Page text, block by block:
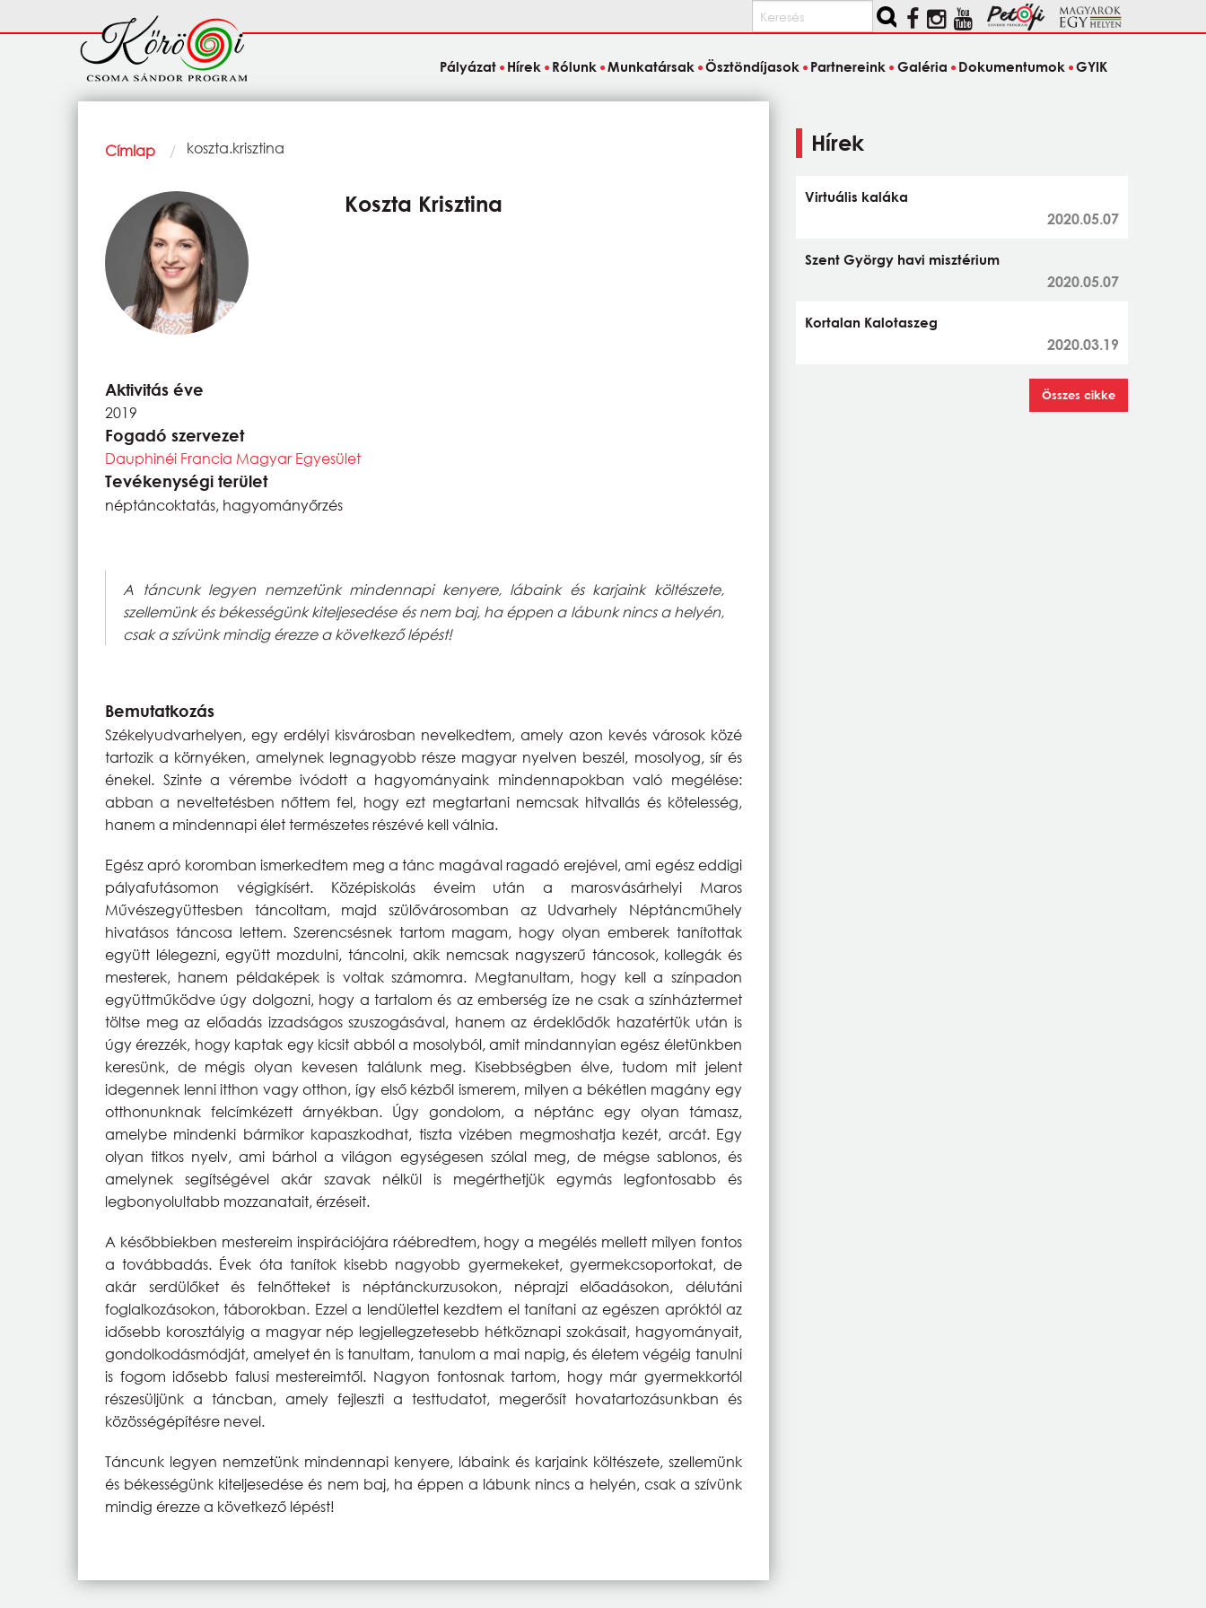
Keresés
Fő
navigáció
Pályázat Hírek Rólunk Munkatársak Ösztöndíjasok Partnereink Galéria Dokumentumok GYIK
Morzsa
Címlap Current:
koszta.krisztina
Koszta Krisztina
Aktivitás éve
2019
Fogadó szervezet
Dauphinéi Francia Magyar Egyesület
Tevékenységi terület
néptáncoktatás, hagyományőrzés
A táncunk legyen nemzetünk mindennapi kenyere, lábaink és karjaink költészete,
szellemünk és békességünk kiteljesedése és nem baj, ha éppen a lábunk nincs a helyén,
csak a szívünk mindig érezze a következő lépést!
Bemutatkozás
Székelyudvarhelyen, egy erdélyi kisvárosban nevelkedtem, amely azon kevés városok közé
tartozik a környéken, amelynek legnagyobb része magyar nyelven beszél, mosolyog, sír és
énekel. Szinte a vérembe ivódott a hagyományaink mindennapokban való megélése:
abban a neveltetésben nőttem fel, hogy ezt megtartani nemcsak hitvallás és kötelesség,
hanem a mindennapi élet természetes részévé kell válnia.
Egész apró koromban ismerkedtem meg a tánc magával ragadó erejével, ami egész eddigi
pályafutásomon végigkísért. Középiskolás éveim után a marosvásárhelyi Maros
Művészegyüttesben táncoltam, majd szülővárosomban az Udvarhely Néptáncműhely
hivatásos táncosa lettem. Szerencsésnek tartom magam, hogy olyan emberek tanítottak
együtt lélegezni, együtt mozdulni, táncolni, akik nemcsak nagyszerű táncosok, kollegák és
mesterek, hanem példaképek is voltak számomra. Megtanultam, hogy kell a színpadon
együttműködve úgy dolgozni, hogy a tartalom és az emberség íze ne csak a színháztermet
töltse meg az előadás izzadságos szuszogásával, hanem az érdeklődők hazatértük után is
úgy érezzék, hogy kaptak egy kicsit abból a mosolyból, amit mindannyian egész életünkben
keresünk, de mégis olyan kevesen találunk meg. Kisebbségben élve, tudom mit jelent
idegennek lenni itthon vagy otthon, így első kézből ismerem, milyen a békétlen magány egy
otthonunknak felcímkézett árnyékban. Úgy gondolom, a néptánc egy olyan támasz,
amelybe mindenki bármikor kapaszkodhat, tiszta vizében megmoshatja kezét, arcát. Egy
olyan titkos nyelv, ami bárhol a világon egységesen szólal meg, de mégse sablonos, és
amelynek segítségével akár szavak nélkül is megérthetjük egymás legfontosabb és
legbonyolultabb mozzanatait, érzéseit.
A későbbiekben mestereim inspirációjára ráébredtem, hogy a megélés mellett milyen fontos
a továbbadás. Évek óta tanítok kisebb nagyobb gyermekeket, gyermekcsoportokat, de
akár serdülőket és felnőtteket is néptánckurzusokon, néprajzi előadásokon, délutáni
foglalkozásokon, táborokban. Ezzel a lendülettel kezdtem el tanítani az egészen apróktól az
idősebb korosztályig a magyar nép legjellegzetesebb hétköznapi szokásait, hagyományait,
gondolkodásmódját, amelyet én is tanultam, tanulom a mai napig, és életem végéig tanulni
is fogom idősebb falusi mestereimtől. Nagyon fontosnak tartom, hogy már gyermekkortól
részesüljünk a táncban, amely fejleszti a testtudatot, megerősít hovatartozásunkban és
közösségépítésre nevel.
Táncunk legyen nemzetünk mindennapi kenyere, lábaink és karjaink költészete, szellemünk
és békességünk kiteljesedése és nem baj, ha éppen a lábunk nincs a helyén, csak a szívünk
mindig érezze a következő lépést!
Hírek
Virtuális kaláka
2020.05.07
Szent György havi misztérium
2020.05.07
Kortalan Kalotaszeg
2020.03.19
Összes cikke